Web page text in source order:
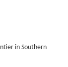
in Southern